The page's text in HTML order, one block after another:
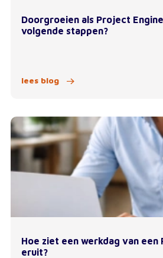
Doorgroeien als Project
volgende stappen?
lees blog
Hoe ziet een werkdag van
eruit?